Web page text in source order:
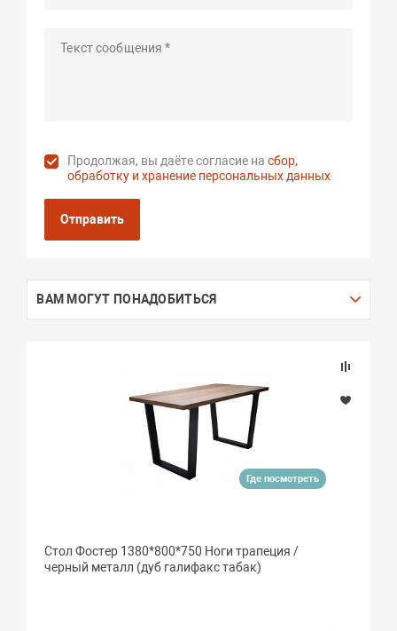
Продолжая, вы даёте согласие насбор,
обработку и хранение персональных данных
Отправить
ВАМ МОГУТ ПОНАДОБИТЬСЯ
Где посмотреть
Стол Фостер 1380*800*750 Ноги трапеция /
черный металл (дуб галифакс табак)